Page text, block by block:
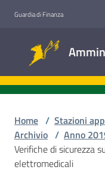
Guardia di Finanza
Accesso
Home / Stazioni
Archivio / Anno
Verifiche di sicurezza
elettromedicali